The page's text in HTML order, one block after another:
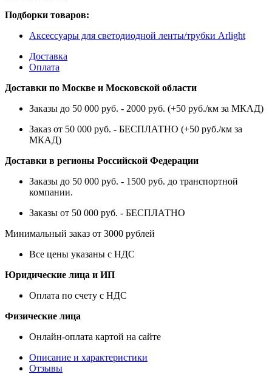
Подборки товаров:
Аксессуары для светодиодной ленты/трубки Arlight
Доставка
Оплата
Доставки по Москве и Московской области
Заказы до 50 000 руб. - 2000 руб. (+50 руб./км за МКАД)
Заказ от 50 000 руб. - БЕСПЛАТНО (+50 руб./км за
МКАД)
Доставки в регионы Российской Федерации
Заказы до 50 000 руб. - 1500 руб. до транспортной
компании.
Заказы от 50 000 руб. - БЕСПЛАТНО
Минимальный заказ от 3000 рублей
Все цены указаны с НДС
Юридические лица и ИП
Оплата по счету с НДС
Физические лица
Онлайн-оплата картой на сайте
Описание и характеристики
Отзывы